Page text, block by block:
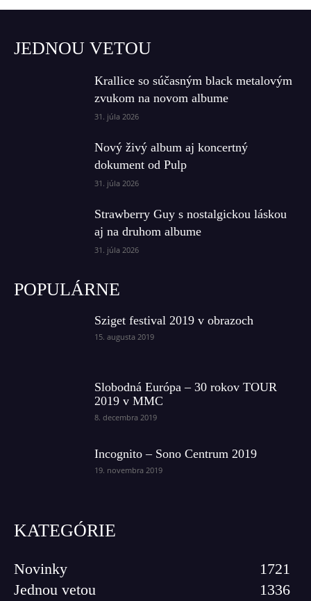
JEDNOU VETOU
Krallice so súčasným black metalovým
zvukom na novom albume
31. júla 2026
Nový živý album aj koncertný
dokument od Pulp
31. júla 2026
Strawberry Guy s nostalgickou láskou
aj na druhom albume
31. júla 2026
POPULÁRNE
Sziget festival 2019 v obrazoch
15. augusta 2019
Slobodná Európa – 30 rokov TOUR
2019 v MMC
8. decembra 2019
Incognito – Sono Centrum 2019
19. novembra 2019
KATEGÓRIE
Novinky
1721
Jednou vetou
1336